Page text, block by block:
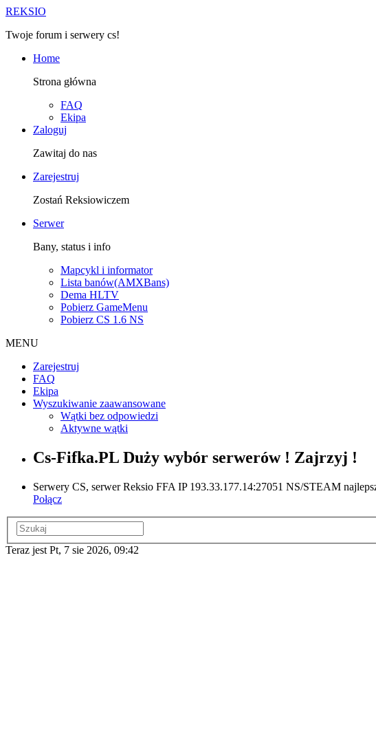
REKSIO
Twoje forum i serwery cs!
Home
Strona główna
FAQ
Ekipa
Zaloguj
Zawitaj do nas
Zarejestruj
Zostań Reksiowiczem
Serwer
Bany, status i info
Mapcykl i informator
Lista banów(AMXBans)
Dema HLTV
Pobierz GameMenu
Pobierz CS 1.6 NS
MENU
Zarejestruj
FAQ
Ekipa
Wyszukiwanie zaawansowane
Wątki bez odpowiedzi
Aktywne wątki
Cs-Fifka.PL Duży wybór serwerów ! Zajrzyj !
Serwery CS, serwer Reksio FFA IP 193.33.177.14:27051 NS/STEAM
Połącz
Teraz jest Pt, 7 sie 2026, 09:42